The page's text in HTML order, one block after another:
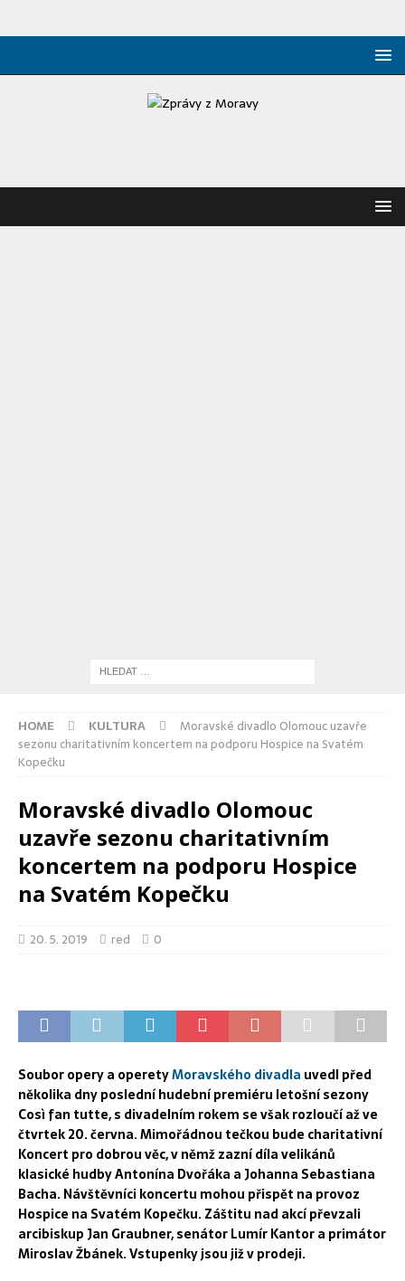
HOME KULTURA
Moravské divadlo Olomouc uzavře
sezonu charitativním koncertem na podporu Hospice na Svatém
Kopečku
Moravské divadlo Olomouc
uzavře sezonu charitativním
koncertem na podporu Hospice
na Svatém Kopečku
20. 5. 2019 red 0
Soubor opery a operetyMoravského divadla uvedl před
několika dny poslední hudební premiéru letošní sezony
Così fan tutte, s divadelním rokem se však rozloučí až ve
čtvrtek 20. června. Mimořádnou tečkou bude charitativní
Koncert pro dobrou věc, v němž zazní díla velikánů
klasické hudby Antonína Dvořáka a Johanna Sebastiana
Bacha. Návštěvníci koncertu mohou přispět na provoz
Hospice na Svatém Kopečku. Záštitu nad akcí převzali
arcibiskup Jan Graubner, senátor Lumír Kantor a primátor
Miroslav Žbánek. Vstupenky jsou již v prodeji.